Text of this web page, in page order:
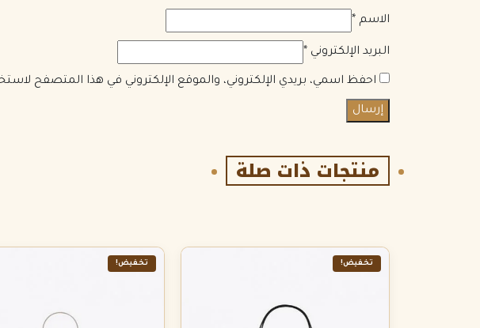
الاسم *
البريد الإلكتروني *
احفظ اسمي، بريدي الإلكتروني، والموقع الإلكتروني في هذا المتصفح
منتجات ذات صلة
تخفيض! تخفيض!